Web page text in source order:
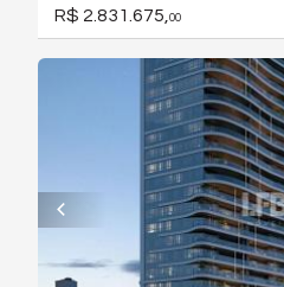
R$ 2.831.675, 00